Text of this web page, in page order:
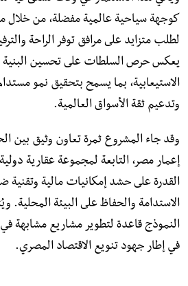
كوجهة سياحية عالمية مفضلة، من
لطلب متزايد على مرافق توفر الراحة
يعكس حرص السلطات على تحسين البنية
الاستيعابية، بما يسمح بتحقيق نمو
وتدعيم ثقة الأسواق العالمية.
وقد جاء المشروع ثمرة تعاون وثيق بين
إعمار مصر، التابعة لمجموعة عقارية
القدرة على حشد إمكانيات مالية وتقنية
الاستدامة والحفاظ على البيئة المحلية.
النموذج قاعدة لتطوير مشاريع مشابهة
في إطار جهود تنويع الاقتصاد المصري.